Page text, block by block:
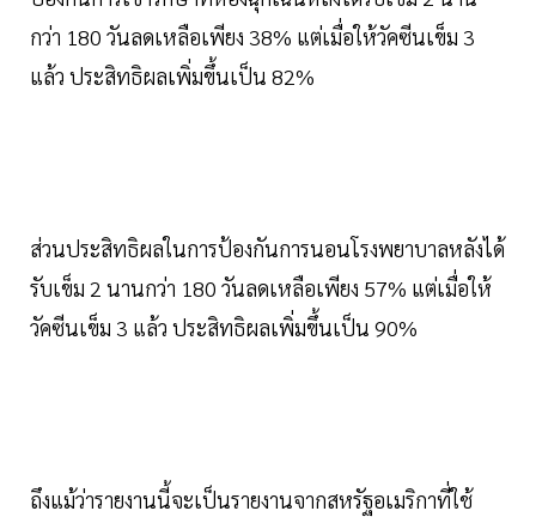
กว่า 180 วันลดเหลือเพียง 38% แต่เมื่อให้วัคซีนเข็ม 3
แล้ว ประสิทธิผลเพิ่มขึ้นเป็น 82%
ส่วนประสิทธิผลในการป้องกันการนอนโรงพยาบาลหลังได้
รับเข็ม 2 นานกว่า 180 วันลดเหลือเพียง 57% แต่เมื่อให้
วัคซีนเข็ม 3 แล้ว ประสิทธิผลเพิ่มขึ้นเป็น 90%
ถึงแม้ว่ารายงานนี้จะเป็นรายงานจากสหรัฐอเมริกาที่ใช้